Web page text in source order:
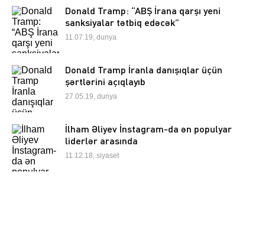
Donald Tramp: “ABŞ İrana qarşı yeni
sanksiyalar tətbiq edəcək”
11.07.19, dunya
Donald Tramp İranla danışıqlar üçün
şərtlərini açıqlayıb
27.05.19, dunya
İlham Əliyev İnstagram-da ən populyar
liderlər arasında
11.12.18, siyaset